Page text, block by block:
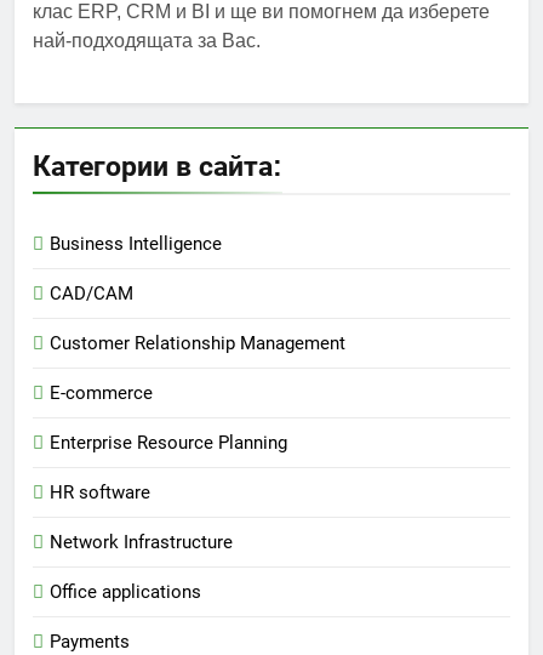
клас ERP, CRM и BI и ще ви помогнем да изберете
най-подходящата за Вас.
Категории в сайта:
Business Intelligence
CAD/CAM
Customer Relationship Management
E-commerce
Enterprise Resource Planning
HR software
Network Infrastructure
Office applications
Payments